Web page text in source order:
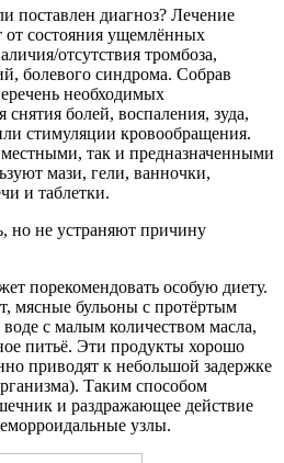
поставлен диагноз? Лечение
от состояния ущемлённых
отсутствия тромбоза,
болевого синдрома. Собрав
необходимых
снятия болей, воспаления, зуда,
стимуляции кровообращения.
так и предназначенными
мази, гели, ванночки,
и таблетки.
но не устраняют причину
порекомендовать особую диету.
мясные бульоны с протёртым
с малым количеством масла,
питьё. Эти продукты хорошо
приводят к небольшой задержке
Таким способом
и раздражающее действие
узлы.